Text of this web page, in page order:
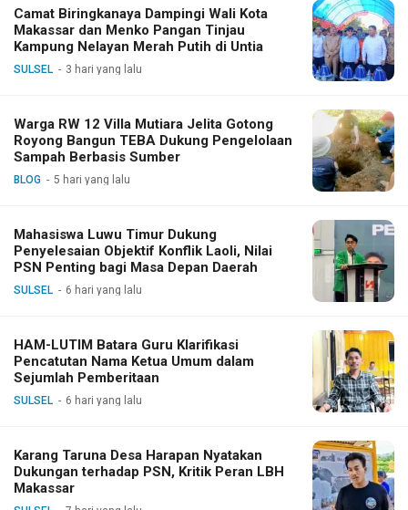
Camat Biringkanaya Dampingi Wali Kota
Makassar dan Menko Pangan Tinjau
Kampung Nelayan Merah Putih di Untia
SULSEL 3 hari yang lalu
Warga RW 12 Villa Mutiara Jelita Gotong
Royong Bangun TEBA Dukung Pengelolaan
Sampah Berbasis Sumber
BLOG 5 hari yang lalu
Mahasiswa Luwu Timur Dukung
Penyelesaian Objektif Konflik Laoli, Nilai
PSN Penting bagi Masa Depan Daerah
SULSEL 6 hari yang lalu
HAM-LUTIM Batara Guru Klarifikasi
Pencatutan Nama Ketua Umum dalam
Sejumlah Pemberitaan
SULSEL 6 hari yang lalu
Karang Taruna Desa Harapan Nyatakan
Dukungan terhadap PSN, Kritik Peran LBH
Makassar